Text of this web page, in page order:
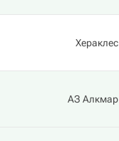
Хераклес
АЗ Алкмар